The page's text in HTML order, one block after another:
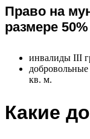
Право на
размере
инвалиды III
кв. м.
Какие